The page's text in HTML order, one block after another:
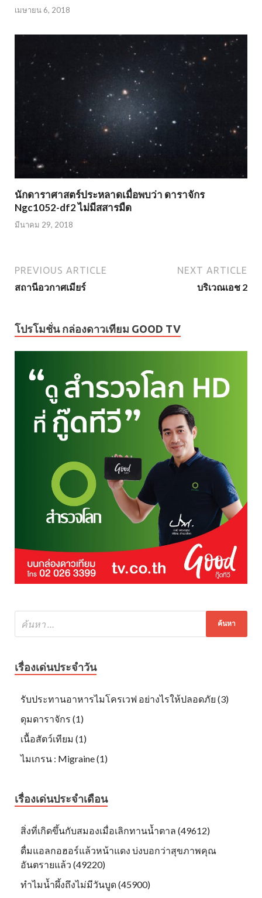
เมษายน 6, 2018
นักดาราศาสตร์ประหลาดเมื่อพบว่า ดาราจักร
Ngc1052-df2 ไม่มีสสารมืด
มีนาคม 29, 2018
PREVIOUS ARTICLE
สถานีอวกาศเมียร์
NEXT ARTICLE
บริเวณเอช 2
โปรโมชั่น กล่องดาวเทียม GOOD TV
เรื่องเด่นประจำวัน
รับประทานอาหารไมโครเวฟ อย่างไรให้ปลอดภัย (3)
ดุมดาราจักร (1)
เนื้อสัตว์เทียม (1)
ไมเกรน : Migraine (1)
เรื่องเด่นประจำเดือน
สิ่งที่เกิดขึ้นกับสมองเมื่อเลิกทานน้ำตาล (49612)
ดื่มแอลกอฮอร์แล้วหน้าแดง บ่งบอกว่าสุขภาพคุณ
อันตรายแล้ว (49220)
ทำไมน้ำผึ้งถึงไม่มีวันบูด (45900)